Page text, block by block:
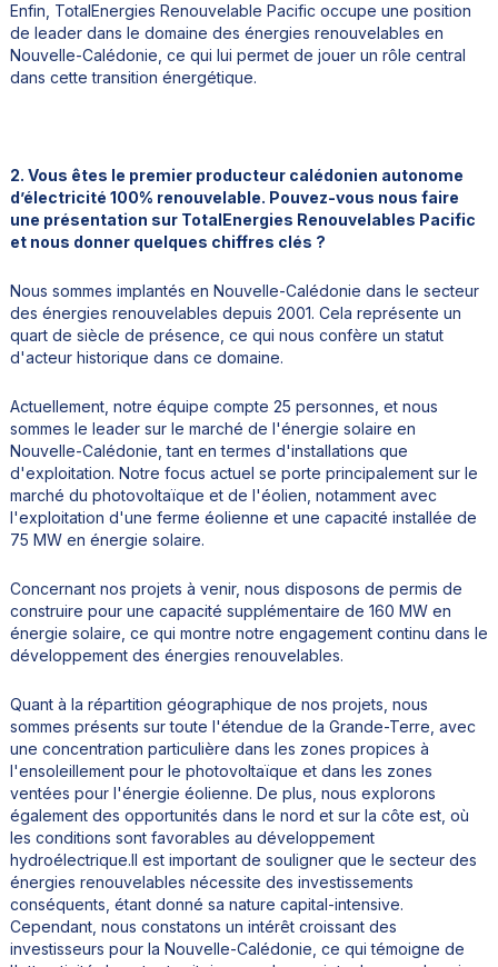
Enfin, TotalEnergies Renouvelable Pacific occupe une position
de leader dans le domaine des énergies renouvelables en
Nouvelle-Calédonie, ce qui lui permet de jouer un rôle central
dans cette transition énergétique.
2. Vous êtes le premier producteur calédonien autonome
d’électricité 100% renouvelable. Pouvez-vous nous faire
une présentation sur TotalEnergies Renouvelables Pacific
et nous donner quelques chiffres clés ?
Nous sommes implantés en Nouvelle-Calédonie dans le secteur
des énergies renouvelables depuis 2001. Cela représente un
quart de siècle de présence, ce qui nous confère un statut
d'acteur historique dans ce domaine.
Actuellement, notre équipe compte 25 personnes, et nous
sommes le leader sur le marché de l'énergie solaire en
Nouvelle-Calédonie, tant en termes d'installations que
d'exploitation. Notre focus actuel se porte principalement sur le
marché du photovoltaïque et de l'éolien, notamment avec
l'exploitation d'une ferme éolienne et une capacité installée de
75 MW en énergie solaire.
Concernant nos projets à venir, nous disposons de permis de
construire pour une capacité supplémentaire de 160 MW en
énergie solaire, ce qui montre notre engagement continu dans le
développement des énergies renouvelables.
Quant à la répartition géographique de nos projets, nous
sommes présents sur toute l'étendue de la Grande-Terre, avec
une concentration particulière dans les zones propices à
l'ensoleillement pour le photovoltaïque et dans les zones
ventées pour l'énergie éolienne. De plus, nous explorons
également des opportunités dans le nord et sur la côte est, où
les conditions sont favorables au développement
hydroélectrique.Il est important de souligner que le secteur des
énergies renouvelables nécessite des investissements
conséquents, étant donné sa nature capital-intensive.
Cependant, nous constatons un intérêt croissant des
investisseurs pour la Nouvelle-Calédonie, ce qui témoigne de